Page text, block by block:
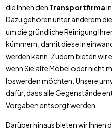
die Ihnen den Transportfirmain
Dazu gehören unter anderem
um die gründliche Reinigung
kümmern, damit diese in
werden kann. Zudem bieten wir
wenn Sie alte Möbel oder nicht
loswerden möchten. Unsere
dafür, dass alle Gegenstände
Vorgaben entsorgt werden.
Darüber hinaus bieten wir Ihnen